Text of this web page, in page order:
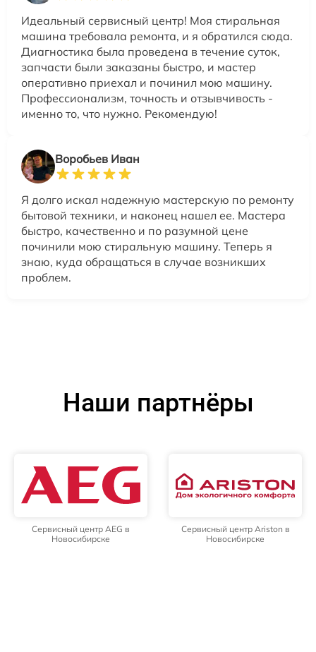
Идеальный сервисный центр! Моя стиральная
машина требовала ремонта, и я обратился сюда.
Диагностика была проведена в течение суток,
запчасти были заказаны быстро, и мастер
оперативно приехал и починил мою машину.
Профессионализм, точность и отзывчивость -
именно то, что нужно. Рекомендую!
Воробьев Иван
Я долго искал надежную мастерскую по ремонту
бытовой техники, и наконец нашел ее. Мастера
быстро, качественно и по разумной цене
починили мою стиральную машину. Теперь я
знаю, куда обращаться в случае возникших
проблем.
Наши партнёры
Сервисный центр AEG в
Новосибирске
Сервисный центр Ariston в
Новосибирске